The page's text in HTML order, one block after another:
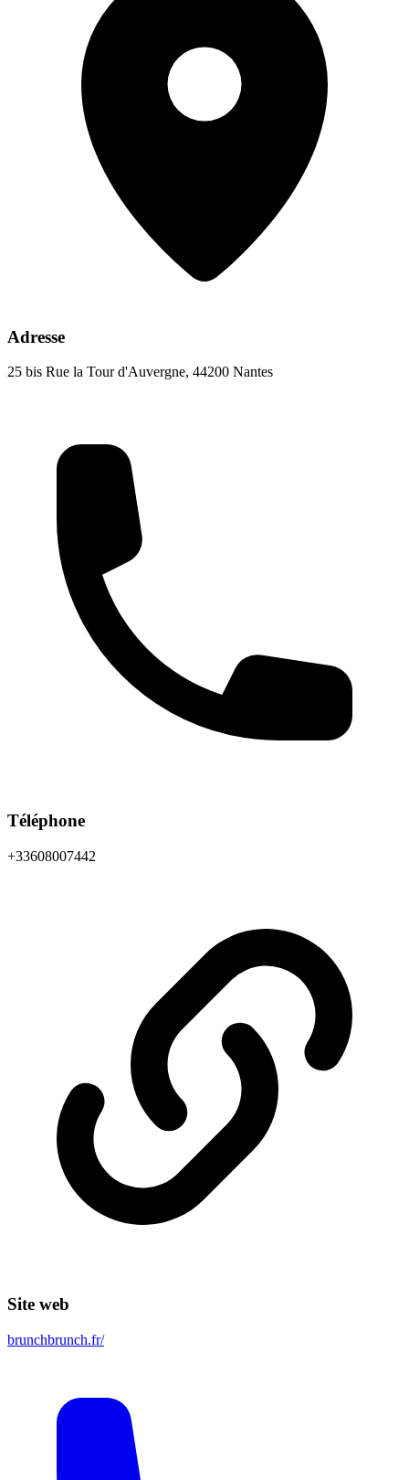
Adresse
25 bis Rue la Tour d'Auvergne, 44200 Nantes
Téléphone
+33608007442
Site web
brunchbrunch.fr/